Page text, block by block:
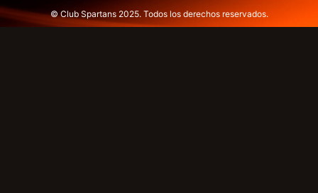
© Club Spartans 2025. Todos los derechos reservados.